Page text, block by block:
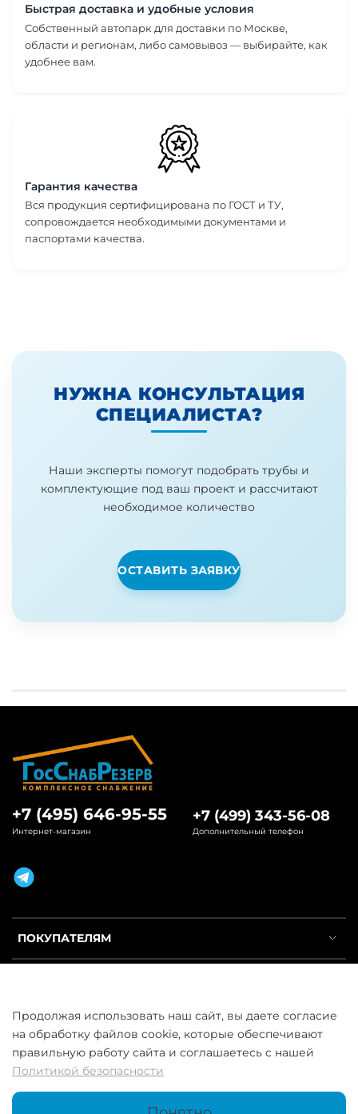
Быстрая доставка и удобные условия
Собственный автопарк для доставки по Москве,
области и регионам, либо самовывоз — выбирайте, как
удобнее вам.
Гарантия качества
Вся продукция сертифицирована по ГОСТ и ТУ,
сопровождается необходимыми документами и
паспортами качества.
НУЖНА КОНСУЛЬТАЦИЯ
СПЕЦИАЛИСТА?
Наши эксперты помогут подобрать трубы и
комплектующие под ваш проект и рассчитают
необходимое количество
ОСТАВИТЬ ЗАЯВКУ
ПОКУПАТЕЛЯМ
УСЛУГИ
+7 (495) 646-95-55
Интернет-магазин
+7 (499) 343-56-08
Дополнительный телефон
ООО «ГосСнабРезерв» © 2013–2026 - Продажа труб оптом и в
Продолжая использовать наш сайт, вы даете согласие
на обработку файлов cookie, которые обеспечивают
правильную работу сайта и соглашаетесь с нашей
Политикой безопасности